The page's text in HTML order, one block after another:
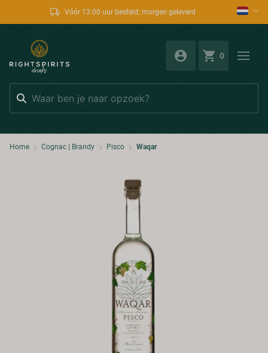
Vóór 13:00 uur besteld; morgen geleverd
0
Home Cognac | Brandy Pisco Waqar